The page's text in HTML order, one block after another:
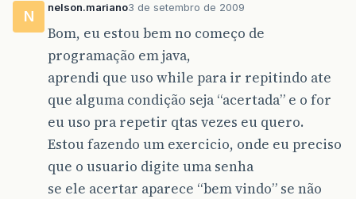
N
nelson.mariano3 de setembro de 2009
Bom, eu estou bem no começo de
programação em java,
aprendi que uso while para ir repitindo ate
que alguma condição seja “acertada” e o for
eu uso pra repetir qtas vezes eu quero.
Estou fazendo um exercicio, onde eu preciso
que o usuario digite uma senha
se ele acertar aparece “bem vindo” se não